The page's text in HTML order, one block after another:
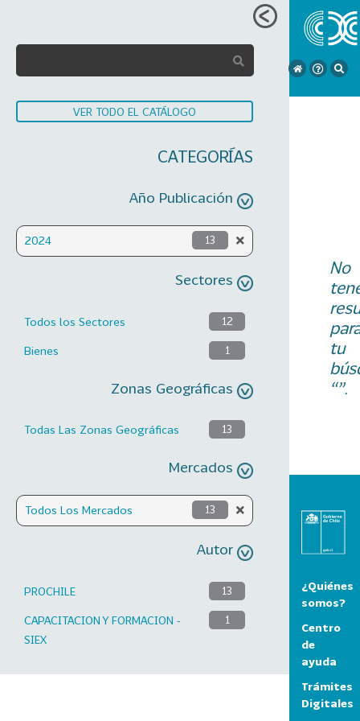
VER TODO EL CATÁLOGO
CATEGORÍAS
Año Publicación
2024 13
Sectores
Todos los Sectores 12
Bienes 1
Zonas Geográficas
Todas Las Zonas Geográficas 13
Mercados
Todos Los Mercados 13
Autor
PROCHILE 13
CAPACITACION Y FORMACION -
SIEX
1
No
tu
“”.
¿Quiénes
somos?
Centro
de
ayuda
Trámites
Digitales